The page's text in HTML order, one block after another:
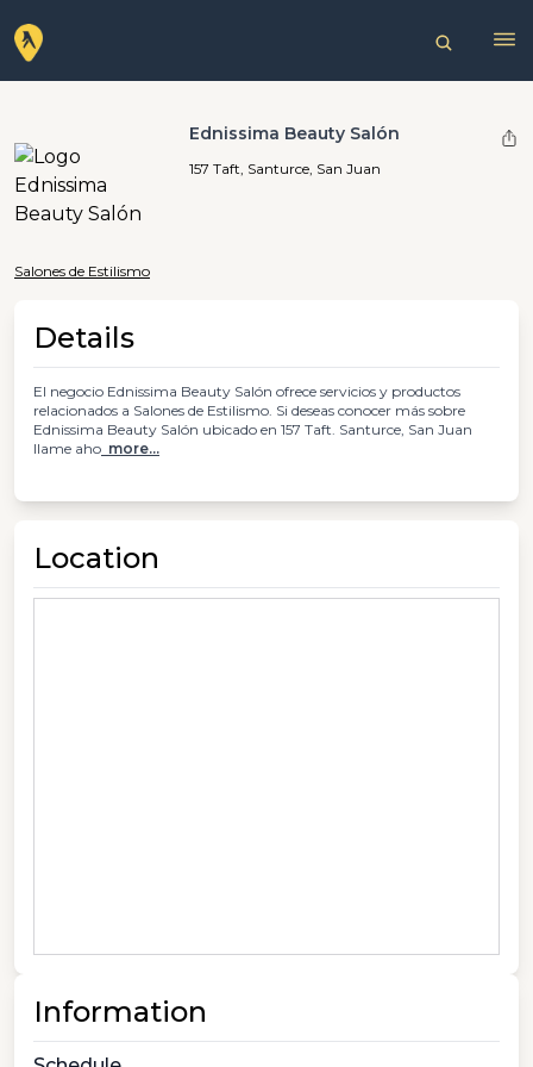
Ednissima Beauty Salón
157 Taft, Santurce, San Juan
Salones de Estilismo
Details
El negocio Ednissima Beauty Salón ofrece servicios y productos
relacionados a Salones de Estilismo. Si deseas conocer más sobre
Ednissima Beauty Salón ubicado en 157 Taft. Santurce, San Juan
llame aho more...
Location
Information